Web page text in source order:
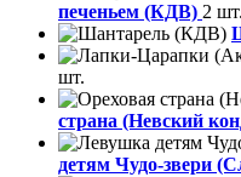
печеньем (КДВ) 2 шт.
шт.
страна (Невский
детям Чудо-звери